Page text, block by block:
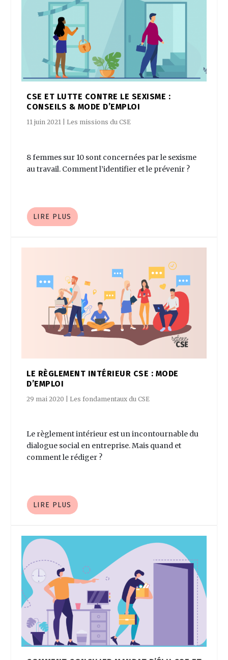
CSE ET LUTTE CONTRE LE SEXISME :
CONSEILS & MODE D’EMPLOI
11 juin 2021 Les missions du CSE
8 femmes sur 10 sont concernées par le sexisme
au travail. Comment l’identifier et le prévenir ?
LIRE PLUS
LE RÈGLEMENT INTÉRIEUR CSE : MODE
D’EMPLOI
29 mai 2020 Les fondamentaux du CSE
Le règlement intérieur est un incontournable du
dialogue social en entreprise. Mais quand et
comment le rédiger ?
LIRE PLUS